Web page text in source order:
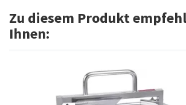
Zu diesem Produkt
Ihnen: